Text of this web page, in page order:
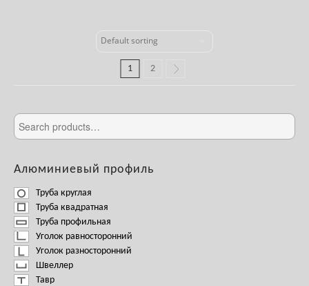
1 2
Алюминиевый профиль
Труба круглая
Труба квадратная
Труба профильная
Уголок равносторонний
Уголок разносторонний
Швеллер
Тавр